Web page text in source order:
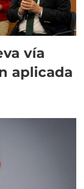
vía
aplicada